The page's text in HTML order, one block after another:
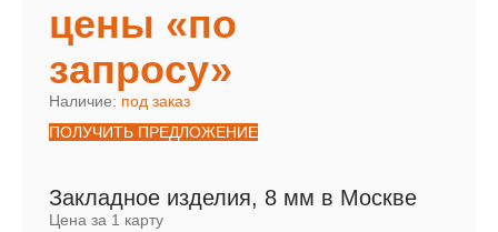
цены «по
запросу»
Наличие: под заказ
ПОЛУЧИТЬ ПРЕДЛОЖЕНИЕ
Закладное изделия, 8 мм в Москве
Цена за 1 карту